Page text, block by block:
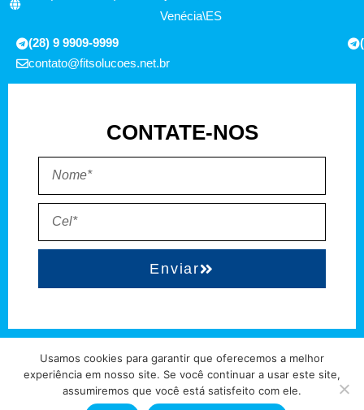
Venécia\ES
(28) 9 9909-9999
contato@fitsolucoes.net.br
CONTATE-NOS
Enviar
Direitos reservados à FIT Soluções = Atualizado pelo Consórcio de
Usamos cookies para garantir que oferecemos a melhor
experiência em nosso site. Se você continuar a usar este site,
assumiremos que você está satisfeito com ele.